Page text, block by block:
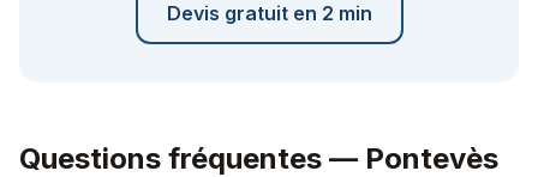
Devis gratuit en 2 min
Questions fréquentes — Pontevès